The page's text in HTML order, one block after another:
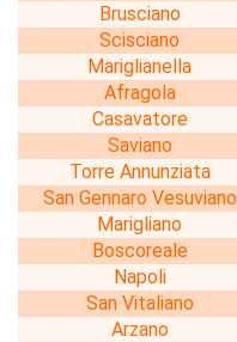
Brusciano
Scisciano
Mariglianella
Afragola
Casavatore
Saviano
Torre Annunziata
San Gennaro Vesuviano
Marigliano
Boscoreale
Napoli
San Vitaliano
Arzano